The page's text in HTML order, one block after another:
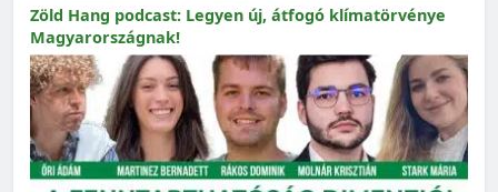
Zöld Hang podcast: Legyen új, átfogó klímatörvénye
Magyarországnak!